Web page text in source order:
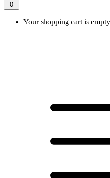
0
Your shopping cart is